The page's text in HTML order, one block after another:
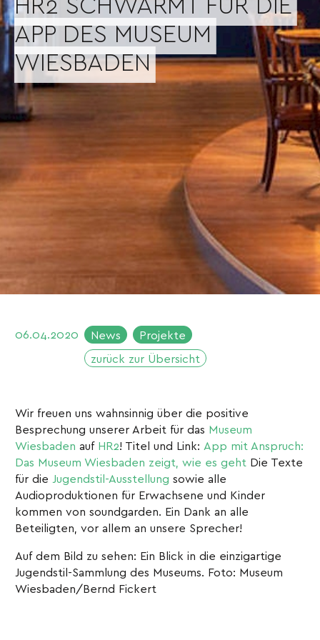
APP DES MUSEUM
WIESBADEN
06.04.2020 News
Projekte
zurück zur Übersicht
Wir freuen uns wahnsinnig über die positive
Besprechung unserer Arbeit für das Museum
Wiesbaden auf HR2! Titel und Link: App mit Anspruch:
Das Museum Wiesbaden zeigt, wie es geht Die Texte
für die Jugendstil-Ausstellungsowie alle
Audioproduktionen für Erwachsene und Kinder
kommen von soundgarden. Ein Dank an alle
Beteiligten, vor allem an unsere Sprecher!
Auf dem Bild zu sehen: Ein Blick in die einzigartige
Jugendstil-Sammlung des Museums. Foto: Museum
Wiesbaden/Bernd Fickert